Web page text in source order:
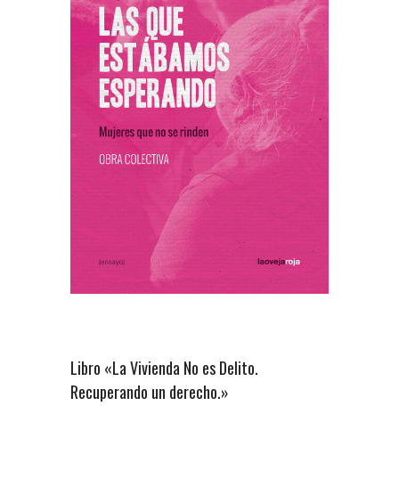
Libro «La Vivienda No es Delito.
Recuperando un derecho.»